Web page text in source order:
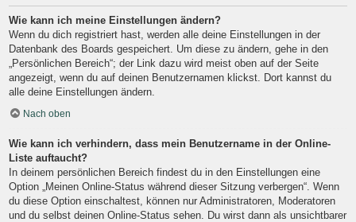
Wie kann ich meine Einstellungen ändern?
Wenn du dich registriert hast, werden alle deine Einstellungen in der
Datenbank des Boards gespeichert. Um diese zu ändern, gehe in den
„Persönlichen Bereich“; der Link dazu wird meist oben auf der Seite
angezeigt, wenn du auf deinen Benutzernamen klickst. Dort kannst du
alle deine Einstellungen ändern.
Nach oben
Wie kann ich verhindern, dass mein Benutzername in der Online-
Liste auftaucht?
In deinem persönlichen Bereich findest du in den Einstellungen eine
Option „Meinen Online-Status während dieser Sitzung verbergen“. Wenn
du diese Option einschaltest, können nur Administratoren, Moderatoren
und du selbst deinen Online-Status sehen. Du wirst dann als unsichtbarer